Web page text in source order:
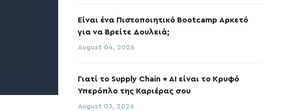
Είναι ένα Πιστοποιητικό Bootcamp Αρκετό
για να Βρείτε Δουλειά;
August 04, 2026
Γιατί το Supply Chain + AI είναι το Κρυφό
Υπερόπλο της Καριέρας σου
August 03, 2026